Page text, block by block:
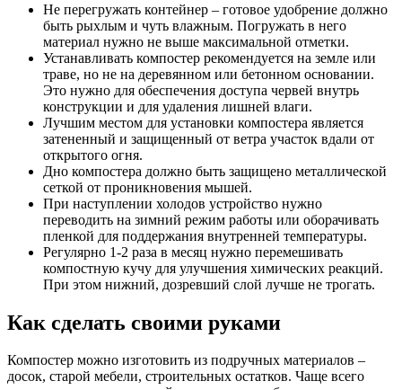
Не перегружать контейнер – готовое удобрение должно
быть рыхлым и чуть влажным. Погружать в него
материал нужно не выше максимальной отметки.
Устанавливать компостер рекомендуется на земле или
траве, но не на деревянном или бетонном основании.
Это нужно для обеспечения доступа червей внутрь
конструкции и для удаления лишней влаги.
Лучшим местом для установки компостера является
затененный и защищенный от ветра участок вдали от
открытого огня.
Дно компостера должно быть защищено металлической
сеткой от проникновения мышей.
При наступлении холодов устройство нужно
переводить на зимний режим работы или оборачивать
пленкой для поддержания внутренней температуры.
Регулярно 1-2 раза в месяц нужно перемешивать
компостную кучу для улучшения химических реакций.
При этом нижний, дозревший слой лучше не трогать.
Как сделать своими руками
Компостер можно изготовить из подручных материалов –
досок, старой мебели, строительных остатков. Чаще всего